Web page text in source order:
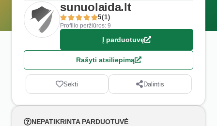
sunuolaida.lt
5(1)
Profilio peržiūros: 9
Į parduotuvę
Rašyti atsiliepimą
Sekti Dalintis
NEPATIKRINTA PARDUOTUVĖ